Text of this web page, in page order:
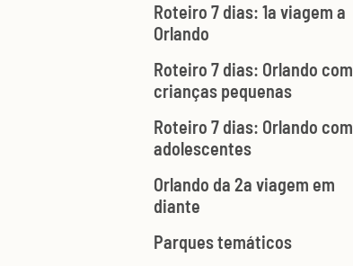
Roteiro 7 dias: 1a viagem a
Orlando
Roteiro 7 dias: Orlando com
crianças pequenas
Roteiro 7 dias: Orlando com
adolescentes
Orlando da 2a viagem em
diante
Parques temáticos